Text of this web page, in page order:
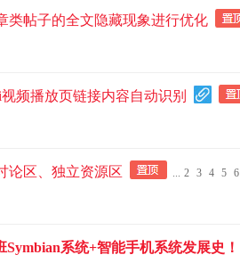
类帖子的全文隐藏现象进行优化
频播放页链接内容自动识别
论区、独立资源区 ... 2 3 4 5 6
Symbian系统+智能手机系统发展史！